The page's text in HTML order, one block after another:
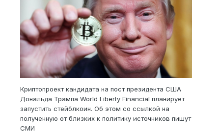
Криптопроект кандидата на пост президента США
Дональда Трампа World Liberty Financial планирует
запустить стейблкоин. Об этом со ссылкой на
полученную от близких к политику источников пишут
СМИ